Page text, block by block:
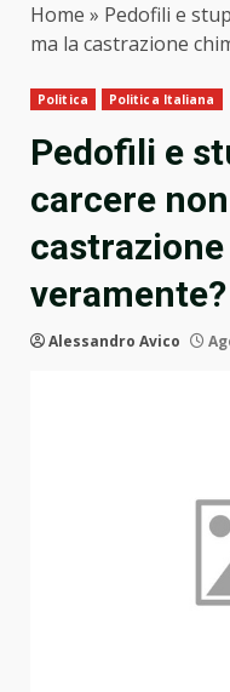
Home » Pedofili e
ma la castrazione
Politica Politica Italiana
Pedofili e
carcere
veramente?
Alessandro Avico